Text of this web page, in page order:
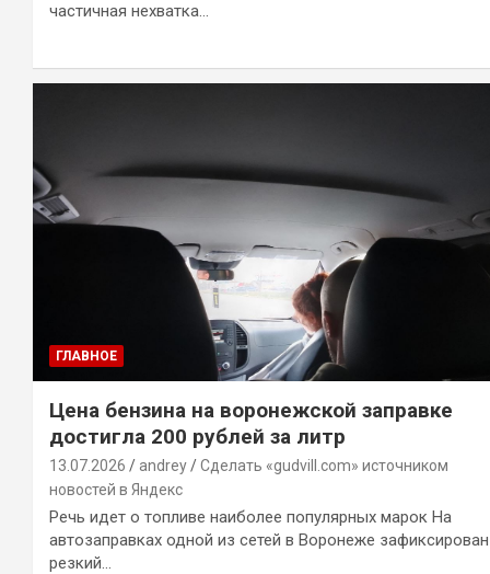
частичная нехватка…
ГЛАВНОЕ
Цена бензина на воронежской заправке
достигла 200 рублей за литр
13.07.2026 andrey
Сделать «gudvill.com» источником
новостей в Яндекс
Речь идет о топливе наиболее популярных марок На
автозаправках одной из сетей в Воронеже зафиксирован
резкий…